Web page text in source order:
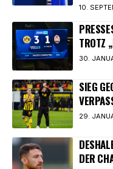
10.
TROTZ
30.
SIEG
29.
DER